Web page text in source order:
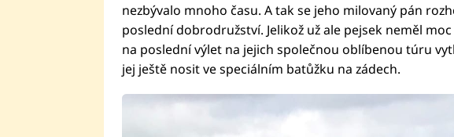
nezbývalo mnoho času. A tak se jeho milovaný pán
poslední dobrodružství. Jelikož už ale pejsek neměl
na poslední výlet na jejich společnou oblíbenou túru
jej ještě nosit ve speciálním batůžku na zádech.